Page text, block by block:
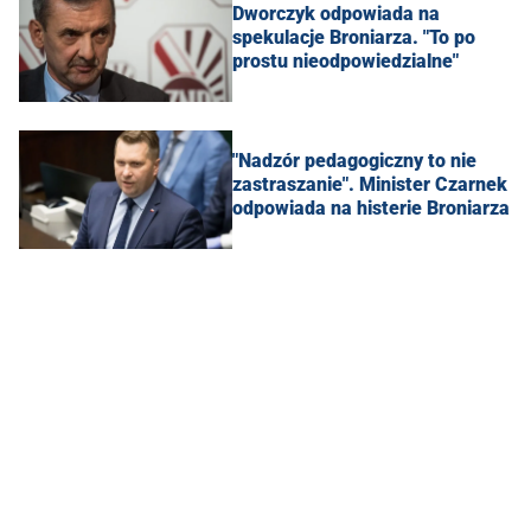
Dworczyk odpowiada na
spekulacje Broniarza. "To po
prostu nieodpowiedzialne"
"Nadzór pedagogiczny to nie
zastraszanie". Minister Czarnek
odpowiada na histerie Broniarza